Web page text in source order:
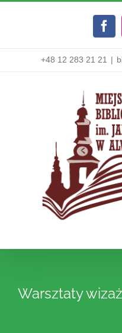
+48 12 283 21 21 |
Warsztaty